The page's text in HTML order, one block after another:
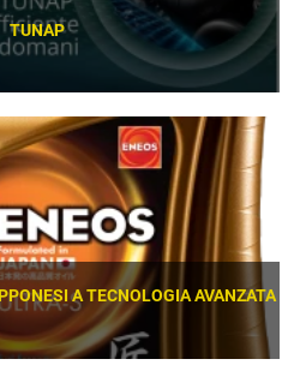
TUNAP
SCOPRI
A TECNOLOGIA AVANZATA